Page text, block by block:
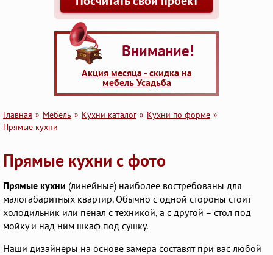
Внимание!
Акция месяца - скидка на
мебель Усадьба
Главная Мебель Кухни каталог
Кухни по форме
Прямые кухни
Прямые кухни с фото
Прямые кухни (линейные) наиболее востребованы для
малогабаритных квартир. Обычно с одной стороны стоит
холодильник или пенал с техникой, а с другой – стол под
мойку и над ним шкаф под сушку.
Наши дизайнеры на основе замера составят при вас любой